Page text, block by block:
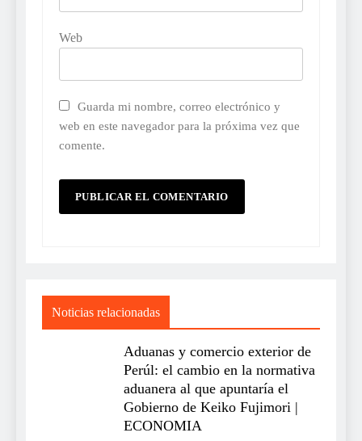
Web
Guarda mi nombre, correo electrónico y
web en este navegador para la próxima vez que
comente.
Noticias relacionadas
Aduanas y comercio exterior de
Perúl: el cambio en la normativa
aduanera al que apuntaría el
Gobierno de Keiko Fujimori |
ECONOMIA